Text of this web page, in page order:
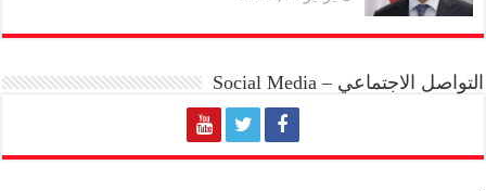
التواصل الاجتماعي – Social Media